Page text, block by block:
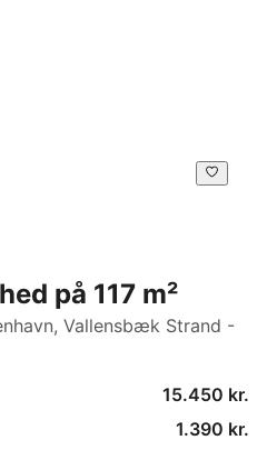
på 117 m²
Vallensbæk Strand -
15.450 kr.
1.390 kr.